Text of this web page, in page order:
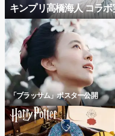
キンプリ高橋海人 コラ
「ブラッサム」ポスター公開